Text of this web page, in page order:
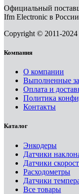
Официальный
Ifm Electronic в России
Copyright © 2011-
Компания
О компании
Выполненные
Оплата и
Политика
Контакты
Каталог
Энкодеры
Датчики
Датчики
Расходометры
Датчики
Все товары